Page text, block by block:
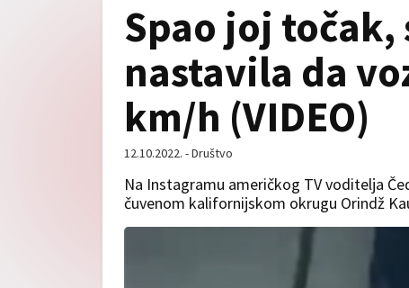
Spao joj točak,
nastavila da
km/h (VIDEO)
12.10.2022. - Društvo
Na Instagramu američkog TV voditelja
čuvenom kalifornijskom okrugu Orindž